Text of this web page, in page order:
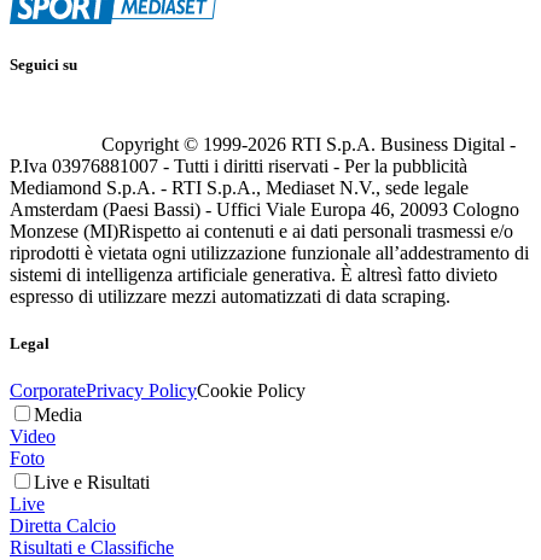
Seguici su
Copyright © 1999-2026 RTI S.p.A. Business Digital -
P.Iva 03976881007 - Tutti i diritti riservati - Per la pubblicità
Mediamond S.p.A. - RTI S.p.A., Mediaset N.V., sede legale
Amsterdam (Paesi Bassi) - Uffici Viale Europa 46, 20093 Cologno
Monzese (MI)Rispetto ai contenuti e ai dati personali trasmessi e/o
riprodotti è vietata ogni utilizzazione funzionale all’addestramento di
sistemi di intelligenza artificiale generativa. È altresì fatto divieto
espresso di utilizzare mezzi automatizzati di data scraping.
Legal
CorporatePrivacy PolicyCookie Policy
Media
Video
Foto
Live e Risultati
Live
Diretta Calcio
Risultati e Classifiche